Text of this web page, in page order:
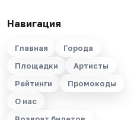
Навигация
Главная
Города
Площадки
Артисты
Рейтинги
Промокоды
О нас